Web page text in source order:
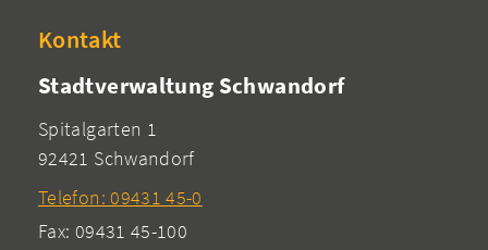
Kontakt
Stadtverwaltung Schwandorf
Spitalgarten 1
92421 Schwandorf
Telefon: 09431 45-0
Fax: 09431 45-100